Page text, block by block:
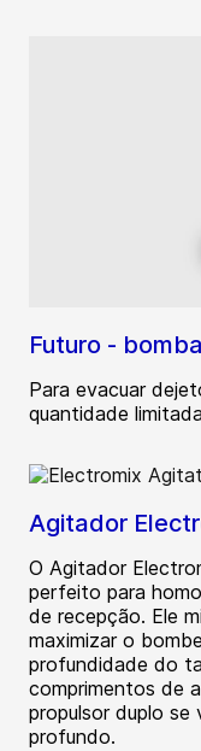
Futuro -
Para evacuar
quantidade
Agitador
O Agitador
perfeito para
de recepção. Ele
maximizar o
profundidade do
comprimentos de
propulsor duplo se
profundo.